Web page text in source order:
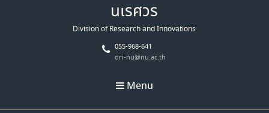
นเรศวร
Division of Research and Innovations
055-968-641
dri-nu@nu.ac.th
Menu